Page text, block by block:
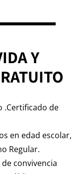
Y
.Certificado de
en edad escolar,
Regular.
convivencia